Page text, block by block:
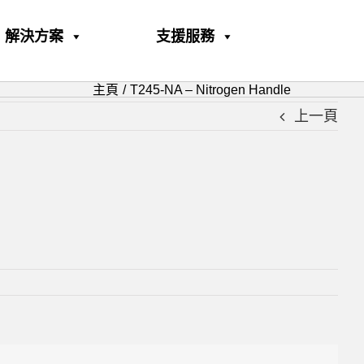
解決方案 支援服務
主頁 T245-NA – Nitrogen Handle
上一頁